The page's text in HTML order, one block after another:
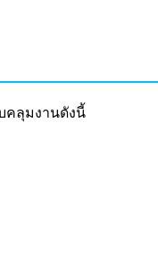
คลุมงานดังนี้